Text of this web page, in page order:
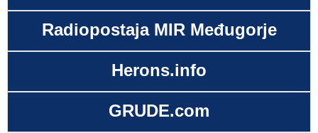
Radiopostaja MIR Međugorje
Herons.info
GRUDE.com